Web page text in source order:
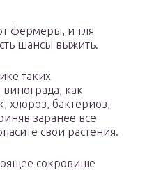
фермеры, и тля
шансы выжить.
таких
как
хлороз, бактериоз,
заранее все
свои растения.
сокровище